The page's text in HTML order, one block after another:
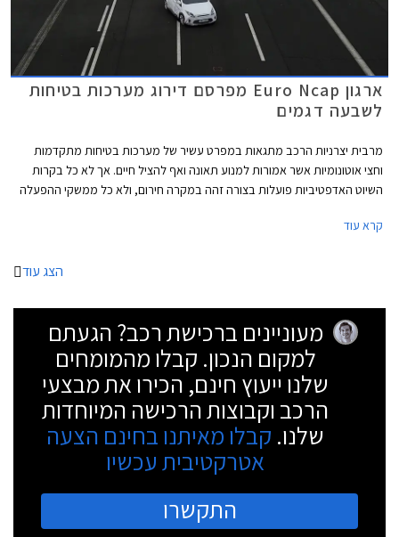
ארגון Euro Ncap מפרסם דירוג מערכות בטיחות
לשבעה דגמים
מרבית יצרניות הרכב מתגאות במפרט עשיר של מערכות בטיחות מתקדמות
וחצי אוטונומיות אשר אמורות למנוע תאונה ואף להציל חיים. אך לא כל בקרות
השיוט האדפטיביות פועלות בצורה זהה במקרה חירום, ולא כל ממשקי ההפעלה
את ביצועי מערכות הבטיחות השונות במגוון תרחישים כולל בכביש המהיר.
קרא עוד
הצג עוד
מעוניינים ברכישת רכב? הגעתם
למקום הנכון. קבלו מהמומחים
שלנו ייעוץ חינם, הכירו את מבצעי
הרכב וקבוצות הרכישה המיוחדות
שלנו. קבלו מאיתנו בחינם הצעה
אטרקטיבית עכשיו
התקשרו